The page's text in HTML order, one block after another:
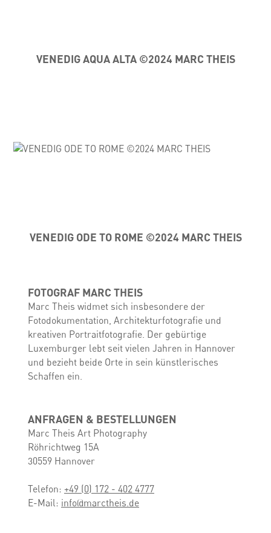
VENEDIG AQUA ALTA ©2024 MARC THEIS
VENEDIG ODE TO ROME ©2024 MARC THEIS
FOTOGRAF MARC THEIS
Marc Theis widmet sich insbesondere der
Fotodokumentation, Architekturfotografie und
kreativen Portraitfotografie. Der gebürtige
Luxemburger lebt seit vielen Jahren in Hannover
und bezieht beide Orte in sein künstlerisches
Schaffen ein.
ANFRAGEN & BESTELLUNGEN
Marc Theis Art Photography
Röhrichtweg 15A
30559 Hannover
Telefon: +49 (0) 172 - 402 4777
E-Mail: info@marctheis.de